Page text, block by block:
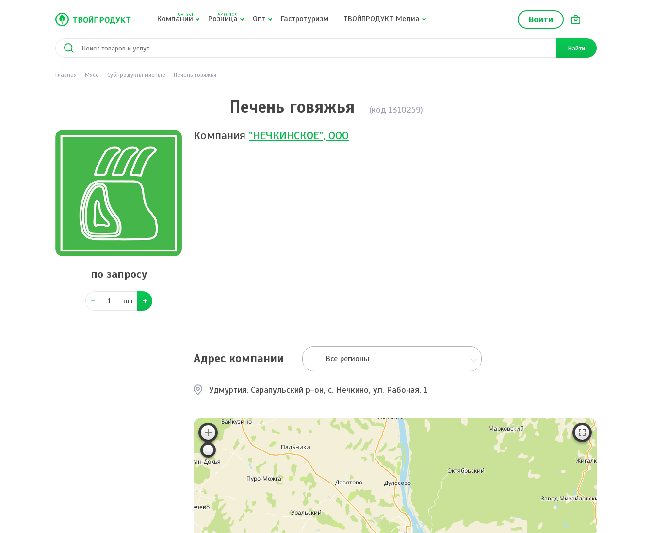
Войти
Компании
58 651 Розница
540 409 Опт Гастротуризм ТВОЙПРОДУКТ Медиа
Найти
Главная Мясо Субпродукты мясные Печень говяжья
Печень говяжья (код 1310259)
по запросу
шт
Компания "НЕЧКИНСКОЕ", ООО
Адрес компании Все регионы
Удмуртия, Сарапульский р-он, с. Нечкино, ул. Рабочая, 1